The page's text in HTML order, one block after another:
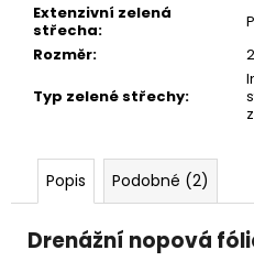
Extenzivní zelená
střecha:
Rozměr:
Typ zelené střechy:
Popis Podobné (2)
Drenážní nopová
EXTENZIVNÍ
MINERÁLNÍ
SUBSTRÁT
876
Kč